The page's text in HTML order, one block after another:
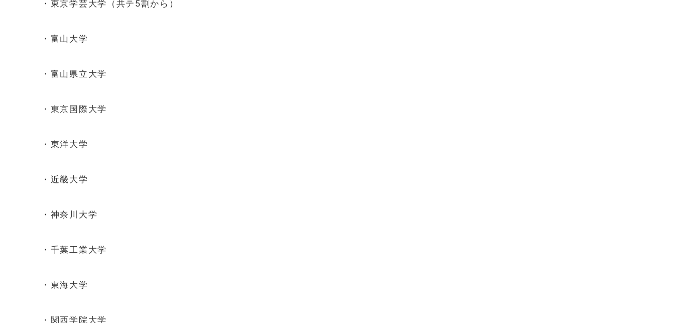
・東京学芸大学（共テ5割から）
・富山大学
・富山県立大学
・東京国際大学
・東洋大学
・近畿大学
・神奈川大学
・千葉工業大学
・東海大学
・関西学院大学